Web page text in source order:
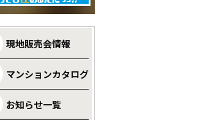
現地販売会情報
マンションカタログ
お知らせ一覧